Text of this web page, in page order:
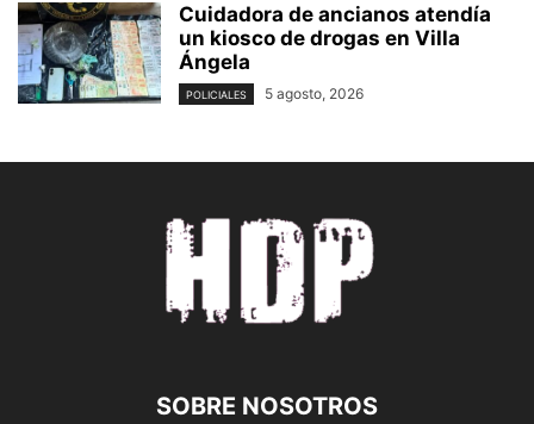
Cuidadora de ancianos atendía
un kiosco de drogas en Villa
Ángela
POLICIALES 5 agosto, 2026
SOBRE NOSOTROS